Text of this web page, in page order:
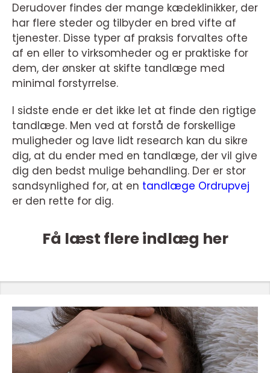
Derudover findes der mange kædeklinikker, der
har flere steder og tilbyder en bred vifte af
tjenester. Disse typer af praksis forvaltes ofte
af en eller to virksomheder og er praktiske for
dem, der ønsker at skifte tandlæge med
minimal forstyrrelse.
I sidste ende er det ikke let at finde den rigtige
tandlæge. Men ved at forstå de forskellige
muligheder og lave lidt research kan du sikre
dig, at du ender med en tandlæge, der vil give
dig den bedst mulige behandling. Der er stor
sandsynlighed for, at en tandlæge Ordrupvej
er den rette for dig.
Få læst flere indlæg her